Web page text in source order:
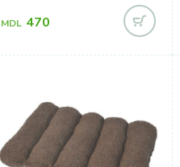
MDL 470